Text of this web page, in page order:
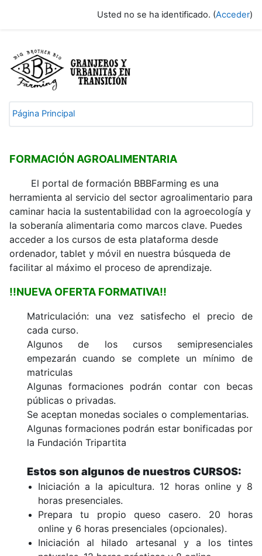
Usted no se ha identificado. (Acceder)
BBBFarming - Plataforma de
Página Principal
FORMACIÓN AGROALIMENTARIA
El portal de formación BBBFarming es una
herramienta al servicio del sector agroalimentario para
caminar hacia la sustentabilidad con la agroecología y
la soberanía alimentaria como marcos clave. Puedes
acceder a los cursos de esta plataforma desde
ordenador, tablet y móvil en nuestra búsqueda de
facilitar al máximo el proceso de aprendizaje.
!!NUEVA OFERTA FORMATIVA!!
Matriculación: una vez satisfecho el precio de
cada curso.
Algunos de los cursos semipresenciales
empezarán cuando se complete un mínimo de
matriculas
Algunas formaciones podrán contar con becas
públicas o privadas.
Se aceptan monedas sociales o complementarias.
Algunas formaciones podrán estar bonificadas por
la Fundación Tripartita
Estos son algunos de nuestros CURSOS:
Iniciación a la apicultura. 12 horas online y 8
horas presenciales.
Prepara tu propio queso casero. 20 horas
online y 6 horas presenciales (opcionales).
Iniciación al hilado artesanal y a los tintes